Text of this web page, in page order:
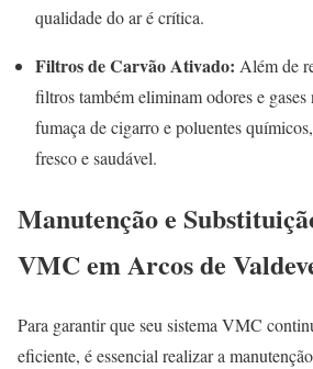
qualidade do ar é crítica.
Filtros de Carvão Ativado: Além de
filtros também eliminam odores e
fumaça de cigarro e poluentes
fresco e saudável.
Manutenção e
VMC em Arcos de
Para garantir que seu sistema VMC
eficiente, é essencial realizar a